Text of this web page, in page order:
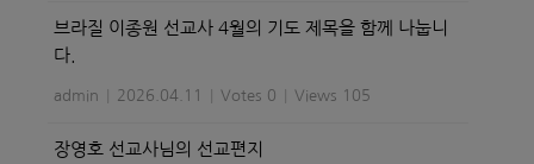
브라질 이종원 선교사 4월의 기도 제목을 함께 나눕니
다.
admin 2026.04.11 Votes 0 Views 105
장영호 선교사님의 선교편지